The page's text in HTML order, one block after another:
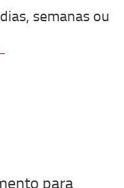
semanas ou
para